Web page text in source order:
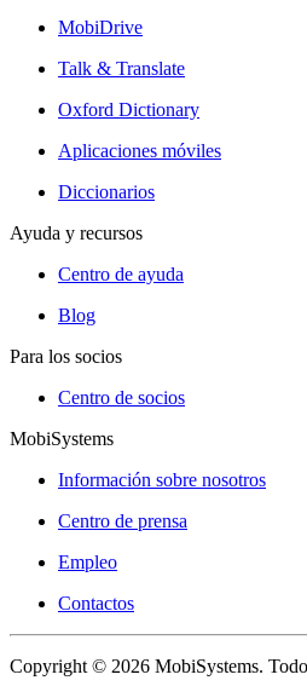
MobiDrive
Talk & Translate
Oxford Dictionary
Aplicaciones móviles
Diccionarios
Ayuda y recursos
Centro de ayuda
Blog
Para los socios
Centro de socios
MobiSystems
Información sobre nosotros
Centro de prensa
Empleo
Contactos
Copyright © 2026 MobiSystems.